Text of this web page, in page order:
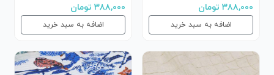
۳۸۸,۰۰۰ تومان
اضافه به سبد خرید
۳۸۸,۰۰۰ تومان
اضافه به سبد خرید